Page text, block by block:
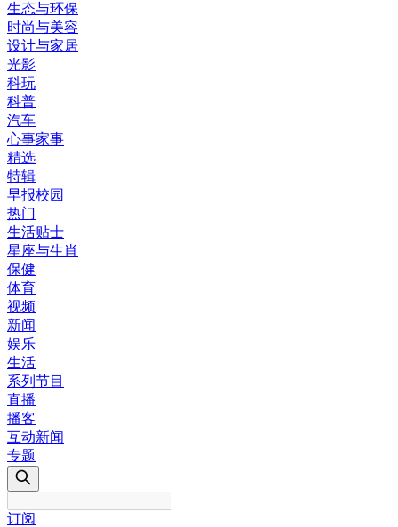
生态与环保
时尚与美容
设计与家居
光影
科玩
科普
汽车
心事家事
精选
特辑
早报校园
热门
生活贴士
星座与生肖
保健
体育
视频
新闻
娱乐
生活
系列节目
直播
播客
互动新闻
专题
订阅